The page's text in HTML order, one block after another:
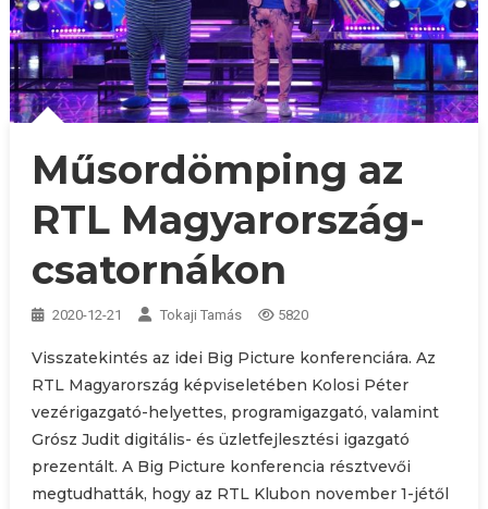
Műsordömping az
RTL Magyarország-
csatornákon
2020-12-21 Tokaji Tamás 5820
Visszatekintés az idei Big Picture konferenciára. Az
RTL Magyarország képviseletében Kolosi Péter
vezérigazgató-helyettes, programigazgató, valamint
Grósz Judit digitális- és üzletfejlesztési igazgató
prezentált. A Big Picture konferencia résztvevői
megtudhatták, hogy az RTL Klubon november 1-jétől